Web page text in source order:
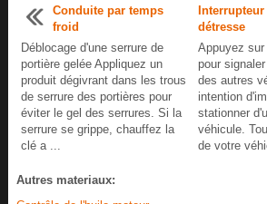
Conduite par temps
froid
Déblocage d'une serrure de
portière gelée Appliquez un
produit dégivrant dans les trous
de serrure des portières pour
éviter le gel des serrures. Si la
serrure se grippe, chauffez la
clé a ...
détresse
Appuyez
pour
des autres
intention
stationner
véhicule.
de votre
Autres materiaux: